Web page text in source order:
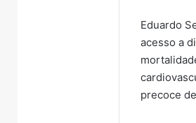
Eduardo
acesso a
precoce